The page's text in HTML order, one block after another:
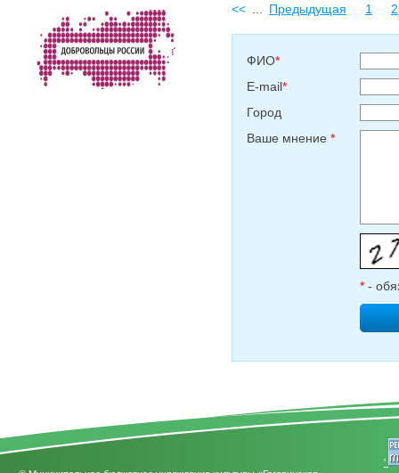
<< Предыдущая 1 2
ФИО*
E-mail*
Город
Ваше мнение *
* -
'